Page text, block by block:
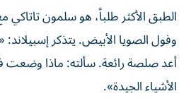
الطبق الأكثر طلباً، هو سلمون تاتاكي
وفول الصويا الأبيض. يتذكر
أعد صلصة رائعة. سألته: ماذا وضعت
الأشياء الجيدة».